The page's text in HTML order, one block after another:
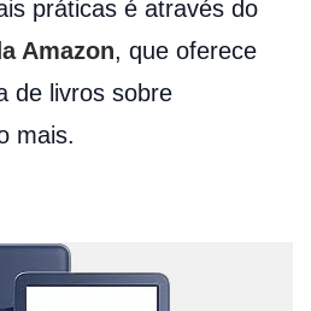
práticas é através do
Amazon, que oferece
de livros sobre
mais.